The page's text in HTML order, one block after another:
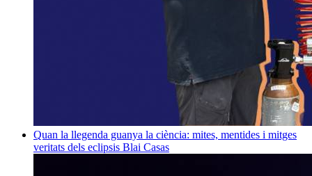
Quan la llegenda guanya la ciència: mites, mentides i mitges
veritats dels eclipsis Blai Casas